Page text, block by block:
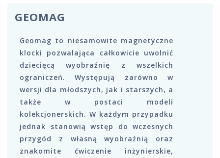
GEOMAG
Geomag to niesamowite magnetyczne
klocki pozwalająca całkowicie uwolnić
dziecięcą wyobraźnię z wszelkich
ograniczeń. Występują zarówno w
wersji dla młodszych, jak i starszych, a
także w postaci modeli
kolekcjonerskich. W każdym przypadku
jednak stanowią wstęp do wczesnych
przygód z własną wyobraźnią oraz
znakomite ćwiczenie inżynierskie,